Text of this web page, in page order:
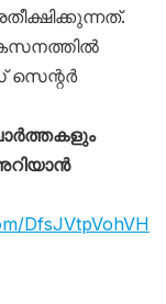
സെന്റർ
DfsJVtpVohVH